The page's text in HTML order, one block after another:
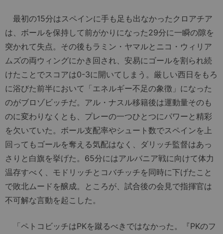
最初の15分はスペインに手も足も出なかったクロアチア
は、ボールを保持して前がかりになった29分に一瞬の隙を
突かれて失点。その後もラミン・ヤマルとニコ・ウィリア
ムズの両ウィングにかき回され、安易にゴールを割られ続
けたことでスコアは0-3に開いてしまう。厳しい西日をもろ
に浴びた前半において「エネルギー不足の象徴」になった
のがブロゾビッチだ。アル・ナスル移籍後は運動量そのも
のに変わりなくとも、プレーの一つひとつにパワーと精彩
を欠いていた。ボール支配率やシュート数でスペインを上
回ってもゴールを奪える気配はなく、ダリッチ監督はあっ
さりと白旗を挙げた。65分にはアルバニア戦に向けて体力
温存すべく、モドリッチとコバチッチを同時に下げたこと
で敗北ムードを醸成。ところが、試合後の会見で指揮官は
不可解な言動を起こした。
「ペトコビッチはPKを蹴るべきではなかった。『PKのフ